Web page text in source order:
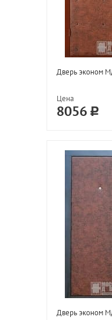
Дверь эконом
Цена
8056
Дверь эконом